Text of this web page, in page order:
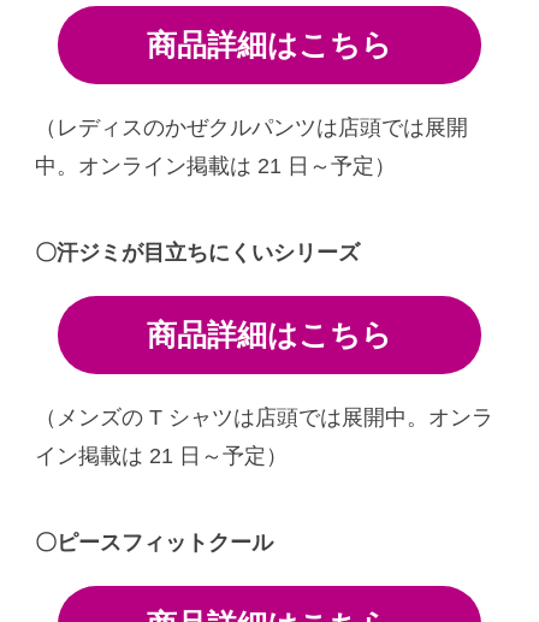
商品詳細はこちら
（レディスのかぜクルパンツは店頭では展開
中。オンライン掲載は 21 日～予定）
〇汗ジミが目立ちにくいシリーズ
商品詳細はこちら
（メンズの T シャツは店頭では展開中。オンラ
イン掲載は 21 日～予定）
〇ピースフィットクール